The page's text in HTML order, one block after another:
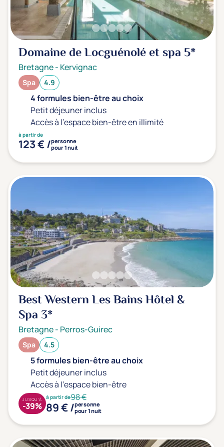
Domaine de Locguénolé et spa 5*
Bretagne- Kervignac
Spa 4.9
4 formules bien-être au choix
Petit déjeuner inclus
Accès à l'espace bien-être en illimité
à partir de
123 € /personne
pour 1 nuit
Best Western Les Bains Hôtel &
Spa 3*
Bretagne- Perros-Guirec
Spa 4.5
5 formules bien-être au choix
Petit déjeuner inclus
Accès à l'espace bien-être
à partir de98 €
89 € /personne
pour 1 nuit
JUSQU'À
-39%